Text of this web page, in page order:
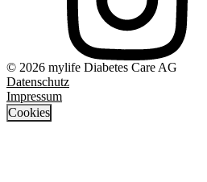
© 2026 mylife Diabetes Care AG
Datenschutz
Impressum
Cookies